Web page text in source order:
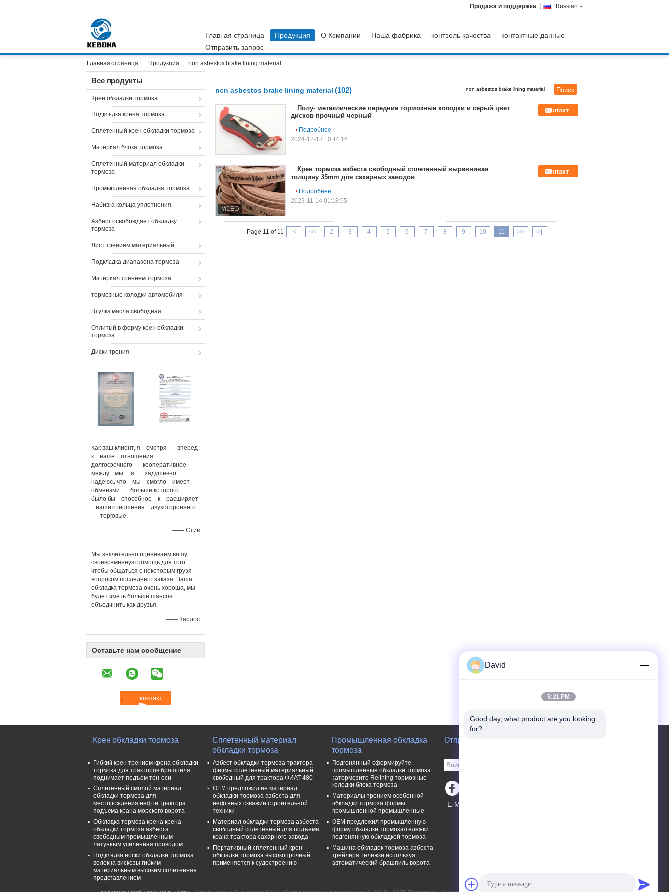
Russian
Продажа и поддержка
Главная страница Продукция О Компании Наша фабрика контроль качества
контактные данные
Отправить запрос
Главная страница Продукция non asbestos brake lining material
Все продукты
Крен обкладки тормоза
Подкладка крена тормоза
Сплетенный крен обкладки тормоза
Материал блока тормоза
Сплетенный материал обкладки
тормоза
Промышленная обкладка тормоза
Набивка кольца уплотнения
Азбест освобождает обкладку
тормоза
Лист трением материальный
Подкладка диапазона тормоза
Материал трением тормоза
тормозные колодки автомобиля
Втулка масла свободная
Отлитый в форму крен обкладки
тормоза
Диски трения
Как ваш клиент, я смотря вперед
к наше отношения
долгосрочного кооперативное
между мы. я задушевно
надеюсь что мы смогло имеет
обменами больше которого
было бы способное к расширяет
наши отношения двухстороннего
торговые.
—— Стив
Мы значительно оцениваем вашу
своевременную помощь для того
чтобы общаться с некоторым грузя
вопросом последнего заказа. Ваша
обкладка тормоза очень хороша, мы
будет иметь больше шансов
объединить как друзья.
—— Карлос
Оставьте нам сообщение
non asbestos brake lining material (102)
Полу- металлические передние тормозные колодки и серый цвет
дисков прочный черный
контакт
Подробнее
2024-12-13 10:44:16
Крен тормоза азбеста свободный сплетенный выравнивая
толщину 35mm для сахарных заводов
контакт
Подробнее
2023-11-14 01:18:55
Page 11 of 11 |< << 2 3 4 5 6 7 8 9 10 11 >> >|
Крен обкладки тормоза
Гибкий крен трением крена обкладки
тормоза для тракторов брашпиля
поднимает подъем тон-оси
Сплетенный смолой материал
обкладки тормоза для
месторождения нефти трактора
подъема крана морского ворота
Обкладка тормоза крена крена
обкладки тормоза азбеста
свободным промышленным
латунным усиленная проводом
Подкладка носки обкладки тормоза
волокна вискозы гибким
материальным высоким сплетенная
представлением
Сплетенный материал
обкладки тормоза
Азбест обкладки тормоза трактора
фермы сплетенный материальный
свободный для трактора ФИАТ 480
OEM предложил не материал
обкладки тормоза азбеста для
нефтяных скважин строительной
техники
Материал обкладки тормоза азбеста
свободный сплетенный для подъема
крана трактора сахарного завода
Портативный сплетенный крен
обкладки тормоза высокопрочный
применяется к судостроению
Промышленная обкладка
тормоза
Подгонянный сформируйте
промышленные обкладки тормоза
затормозите Relining тормозные
колодки блока тормоза
Материалы трением особенной
обкладки тормоза формы
промышленной промышленные
OEM предложил промышленную
форму обкладки тормоза/тележки
подгонянную обкладкой тормоза
Машина обкладок тормоза азбеста
трейлера тележки используя
автоматический брашпиль ворота
Отправить запрос
E-Mail
David
5:21 PM
Good day, what product are you looking
for?